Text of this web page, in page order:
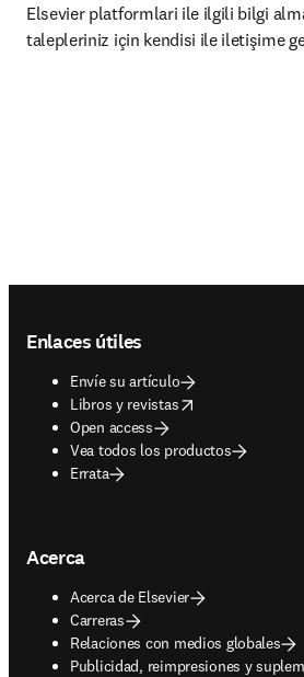
Elsevier platformlari ile ilgili bilgi
talepleriniz için kendisi ile iletişime
Enlaces útiles
Envíe su artículo
Libros y revistas
opens in new tab/window
Open access
Vea todos los productos
Errata
Acerca
Acerca de Elsevier
Carreras
Relaciones con medios globales
Publicidad, reimpresiones y
opens in new tab/window